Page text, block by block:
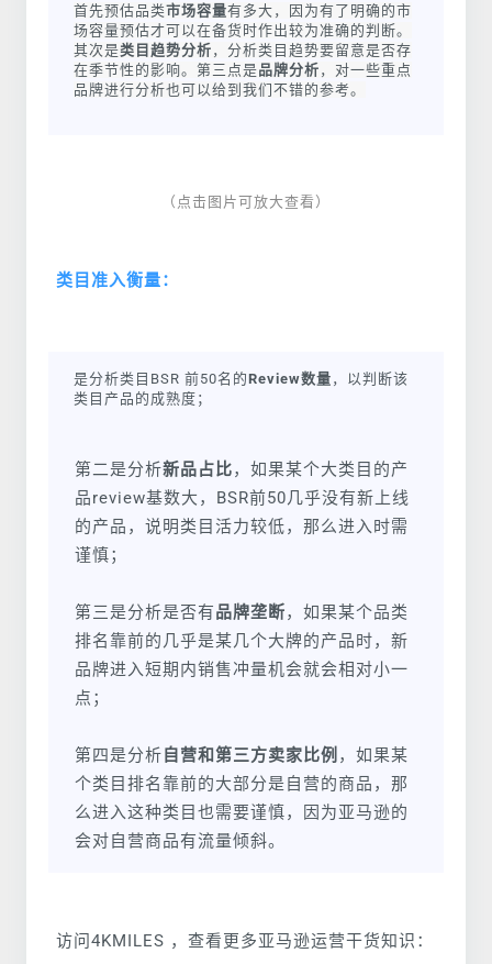
首先预估品类市场容量有多大，因为有了明确的市
场容量预估才可以在备货时作出较为准确的判断。
其次是类目趋势分析 ，分析类目趋势要留意是否存
在季节性的影响。 第三点是品牌分析 ，对一些重点
品牌进行分析也可以给到我们不错的参考。
（点击图片可放大查看）
类目准入衡量：
是分析类目BSR 前50名的Review数量 ，以判断该
类目产品的成熟度；
第二是分析新品占比，如果某个大类目的产
品review基数大，BSR前50几乎没有新上线
的产品，说明类目活力较低，那么进入时需
谨慎；
第三是分析是否有品牌垄断，如果某个品类
排名靠前的几乎是某几个大牌的产品时，新
品牌进入短期内销售冲量机会就会相对小一
点；
第四是分析自营和第三方卖家比例 ，如果某
个类目排名靠前的大部分是自营的商品，那
么进入这种类目也需要谨慎，因为亚马逊的
会对自营商品有流量倾斜。
访问4KMILES ，查看更多亚马逊运营干货知识：